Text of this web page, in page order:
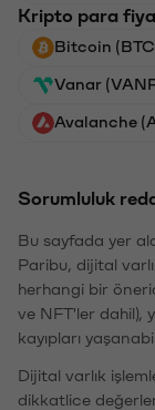
Kripto para
Bitcoin
Vanar
Avalanche
Sorumluluk
Bu sayfada yer
Paribu, dijital
herhangi bir
ve NFT'ler dahil),
kayıpları
Dijital varlık
dikkatlice